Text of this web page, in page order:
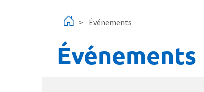
Événements
Événements